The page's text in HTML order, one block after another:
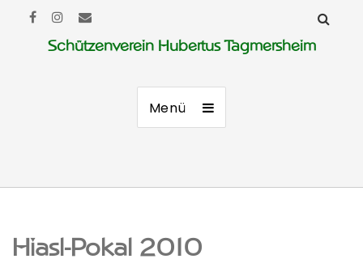
Schützenverein Hubertus Tagmersheim
Menü
Hiasl-Pokal 2010